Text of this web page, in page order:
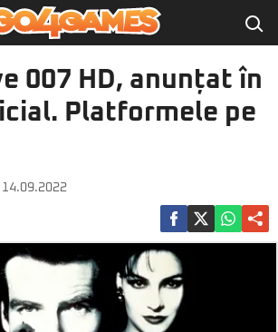
007 HD, anunțat în
Platformele pe
| 14.09.2022